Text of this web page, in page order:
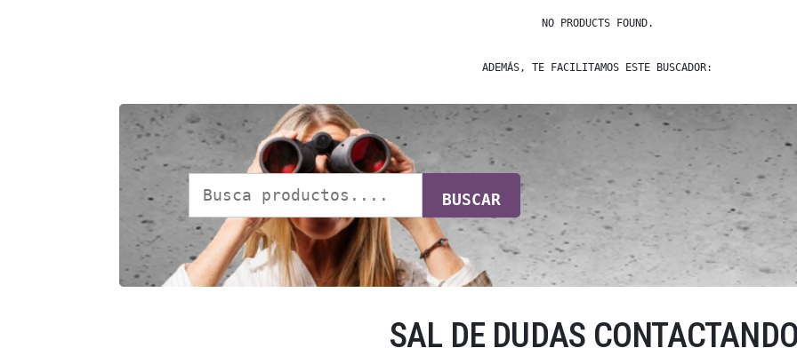
NO PRODUCTS FOUND.
ADEMÁS, TE FACILITAMOS ESTE BUSCADOR:
BUSCAR
SAL DE DUDAS